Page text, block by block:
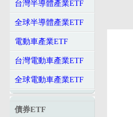
台灣半導體產業ETF
全球半導體產業ETF
電動車產業ETF
台灣電動車產業ETF
全球電動車產業ETF
債券ETF